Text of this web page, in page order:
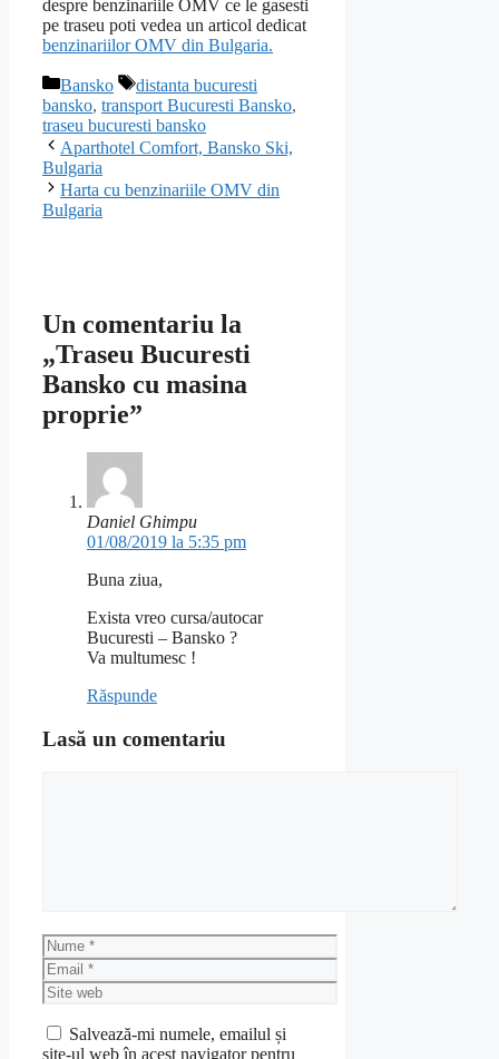
despre benzinariile OMV ce le gasesti
pe traseu poti vedea un articol dedicat
benzinariilor OMV din Bulgaria.
Categorii
Bansko Etichete
distanta bucuresti
bansko, transport Bucuresti Bansko,
traseu bucuresti bansko
Aparthotel Comfort, Bansko Ski,
Bulgaria
Harta cu benzinariile OMV din
Bulgaria
Un comentariu la
„Traseu Bucuresti
Bansko cu masina
proprie”
Daniel Ghimpu
01/08/2019 la 5:35 pm
Buna ziua,
Exista vreo cursa/autocar
Bucuresti – Bansko ?
Va multumesc !
Răspunde
Lasă un comentariu
Nume
Email
Site
web
Salvează-mi numele, emailul și
site-ul web în acest navigator pentru